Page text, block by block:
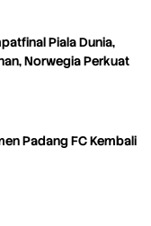
Piala Dunia,
Norwegia Perkuat
Padang FC Kembali